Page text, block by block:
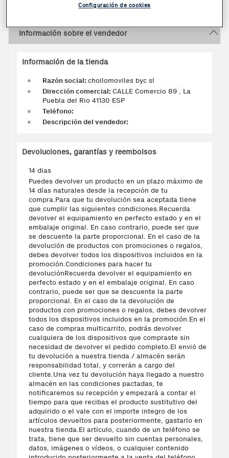
Información sobre el vendedor
Información de la tienda
Razón social: chollomoviles byc sl
Dirección comercial: CALLE Comercio 89 , La
Puebla del Rio 41130 ESP
Teléfono:
Descripción del vendedor:
Devoluciones, garantías y reembolsos
14 dias
Puedes devolver un producto en un plazo máximo de
14 días naturales desde la recepción de tu
compra.Para que tu devolución sea aceptada tiene
que cumplir las siguientes condiciones.Recuerda
devolver el equipamiento en perfecto estado y en el
embalaje original. En caso contrario, puede ser que
se descuente la parte proporcional. En el caso de la
devolución de productos con promociones o regalos,
debes devolver todos los dispositivos incluidos en la
promoción.Condiciones para hacer tu
devoluciónRecuerda devolver el equipamiento en
perfecto estado y en el embalaje original. En caso
contrario, puede ser que se descuente la parte
proporcional. En el caso de la devolución de
productos con promociones o regalos, debes devolver
todos los dispositivos incluidos en la promoción.En el
caso de compras multicarrito, podrás devolver
cualquiera de los dispositivos que compraste sin
necesidad de devolver el pedido completo.El envió de
tu devolución a nuestra tienda / almacén serán
responsabilidad total, y correrán a cargo del
cliente.Una vez tu devolución haya llegado a nuestro
almacén en las condiciones pactadas, te
notificaremos su recepción y empezará a contar el
tiempo para que recibas el producto sustitutivo del
adquirido o el vale con el importe integro de los
artículos devueltos para posteriormente, gastarlo en
nuestra tienda.El artículo, cuando de un teléfono se
trata, tiene que ser devuelto sin cuentas personales,
datos, imágenes o vídeos, o cualquier contenido
Configuración de cookies